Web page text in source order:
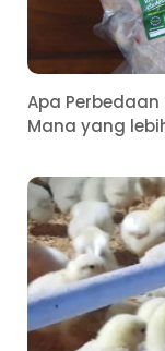
Apa
Mana yang